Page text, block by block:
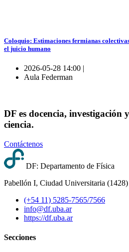
Coloquio: Estimaciones fermianas
el juicio humano
2026-05-28 14:00 |
Aula Federman
DF es docencia, investigación
ciencia.
Contáctenos
DF: Departamento de Física
Pabellón I, Ciudad Universitaria
(+54 11) 5285-7565/7566
info@df.uba.ar
https://df.uba.ar
Secciones